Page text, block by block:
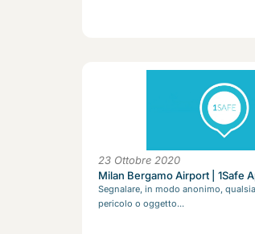
23 Ottobre 2020
Milan Bergamo Airport | 1Safe
Segnalare, in modo anonimo,
pericolo o oggetto...